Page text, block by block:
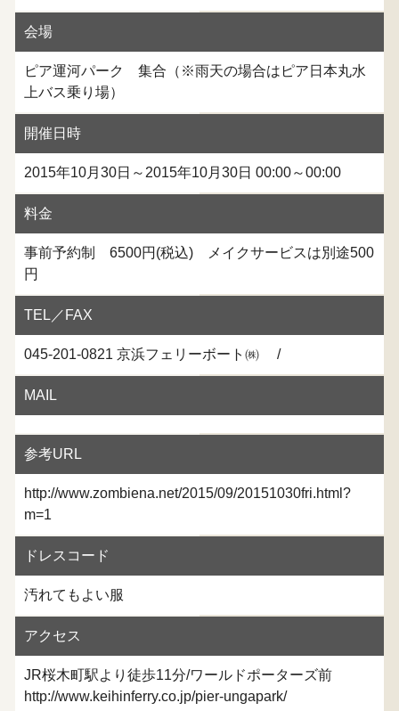
会場
ピア運河パーク 集合（※雨天の場合はピア日本丸水
上バス乗り場）
開催日時
2015年10月30日～2015年10月30日 00:00～00:00
料金
事前予約制 6500円(税込) メイクサービスは別途500
円
TEL／FAX
045-201-0821 京浜フェリーボート㈱ /
MAIL
参考URL
http://www.zombiena.net/2015/09/20151030fri.html?
m=1
ドレスコード
汚れてもよい服
アクセス
JR桜木町駅より徒歩11分/ワールドポーターズ前
http://www.keihinferry.co.jp/pier-ungapark/